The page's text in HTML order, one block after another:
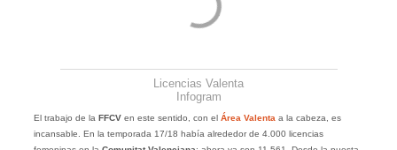
Licencias Valenta
Infogram
El trabajo de la FFCVen este sentido, con elÁrea Valenta a la cabeza, es
incansable. En la temporada 17/18 había alrededor de 4.000 licencias